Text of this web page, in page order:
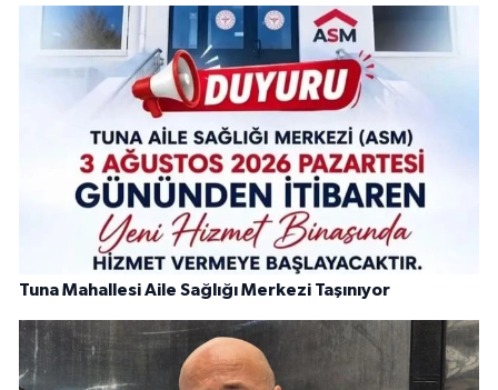
Tuna Mahallesi Aile Sağlığı Merkezi Taşınıyor